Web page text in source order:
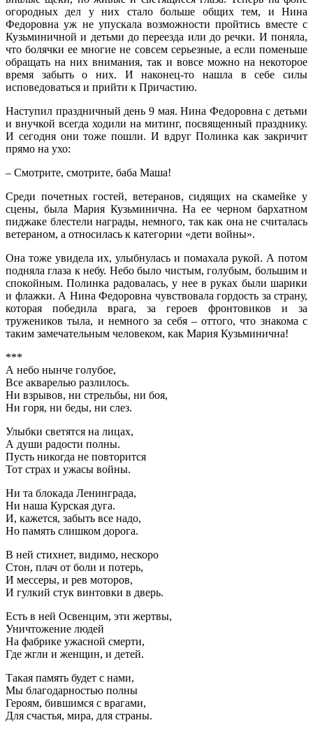
огородных дел у них стало больше общих тем, и Нина
Федоровна уж не упускала возможности пройтись вместе с
Кузьминичной и детьми до переезда или до речки. И поняла,
что болячки ее многие не совсем серьезные, а если поменьше
обращать на них внимания, так и вовсе можно на некоторое
время забыть о них. И наконец-то нашла в себе силы
исповедоваться и прийти к Причастию.
Наступил праздничный день 9 мая. Нина Федоровна с детьми
и внучкой всегда ходили на митинг, посвященный празднику.
И сегодня они тоже пошли. И вдруг Полинка как закричит
прямо на ухо:
– Смотрите, смотрите, баба Маша!
Среди почетных гостей, ветеранов, сидящих на скамейке у
сцены, была Мария Кузьминична. На ее черном бархатном
пиджаке блестели награды, немного, так как она не считалась
ветераном, а относилась к категории «дети войны».
Она тоже увидела их, улыбнулась и помахала рукой. А потом
подняла глаза к небу. Небо было чистым, голубым, большим и
спокойным. Полинка радовалась, у нее в руках были шарики
и флажки. А Нина Федоровна чувствовала гордость за страну,
которая победила врага, за героев фронтовиков и за
тружеников тыла, и немного за себя – оттого, что знакома с
таким замечательным человеком, как Мария Кузьминична!
***
А небо нынче голубое,
Все акварелью разлилось.
Ни взрывов, ни стрельбы, ни боя,
Ни горя, ни беды, ни слез.
Улыбки светятся на лицах,
А души радости полны.
Пусть никогда не повторится
Тот страх и ужасы войны.
Ни та блокада Ленинграда,
Ни наша Курская дуга.
И, кажется, забыть все надо,
Но память слишком дорога.
В ней стихнет, видимо, нескоро
Стон, плач от боли и потерь,
И мессеры, и рев моторов,
И гулкий стук винтовки в дверь.
Есть в ней Освенцим, эти жертвы,
Уничтожение людей
На фабрике ужасной смерти,
Где жгли и женщин, и детей.
Такая память будет с нами,
Мы благодарностью полны
Героям, бившимся с врагами,
Для счастья, мира, для страны.